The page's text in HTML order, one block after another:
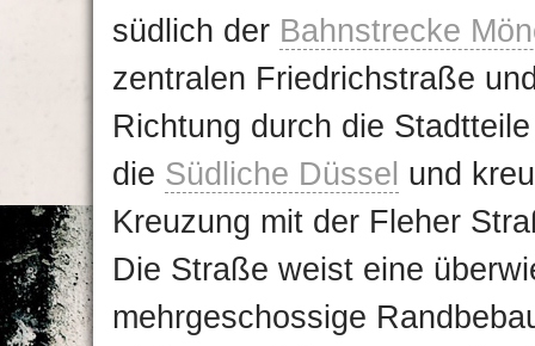
südlich der Bahnstrecke
zentralen Friedrichstraße
Richtung durch die
die Südliche Düssel und
Kreuzung mit der Fleher
Die Straße weist eine
mehrgeschossige